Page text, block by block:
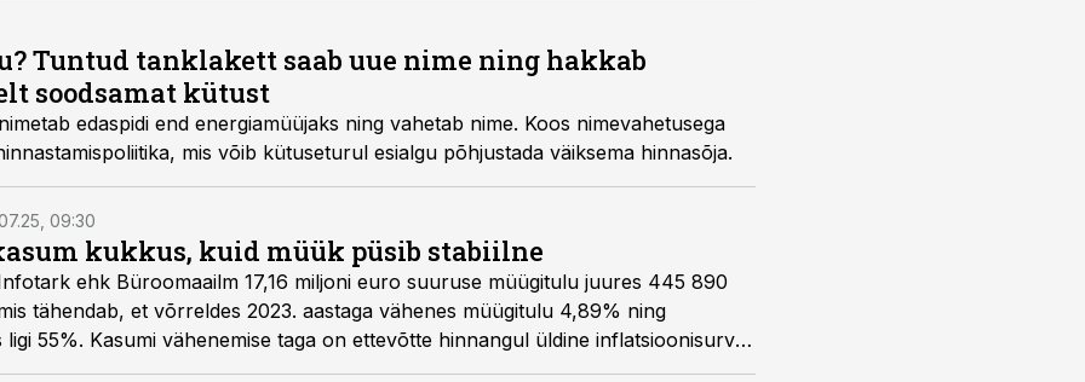
Tuntud tanklakett saab uue nime ning hakkab
soodsamat kütust
edaspidi end energiamüüjaks ning vahetab nime. Koos nimevahetusega
mis võib kütuseturul esialgu põhjustada väiksema hinnasõja.
09:30
kukkus, kuid müük püsib stabiilne
ehk Büroomaailm 17,16 miljoni euro suuruse müügitulu juures 445 890
tähendab, et võrreldes 2023. aastaga vähenes müügitulu 4,89% ning
55%. Kasumi vähenemise taga on ettevõtte hinnangul üldine inflatsioonisurve
muutus.